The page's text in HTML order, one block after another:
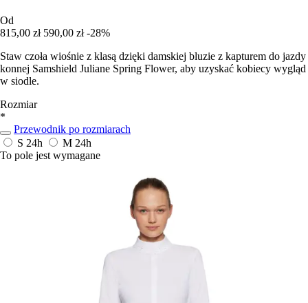
Od
815,00 zł 590,00 zł -28%
Staw czoła wiośnie z klasą dzięki damskiej bluzie z kapturem do jazdy
konnej Samshield Juliane Spring Flower, aby uzyskać kobiecy wygląd
w siodle.
Rozmiar
*
Przewodnik po rozmiarach
S 24h M 24h
To pole jest wymagane